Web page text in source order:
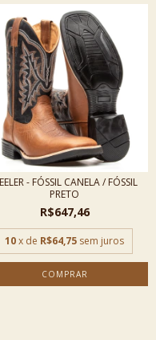
- FÓSSIL CANELA / FÓSSIL
PRETO
R$647,46
10x de R$64,75 sem juros
COMPRAR